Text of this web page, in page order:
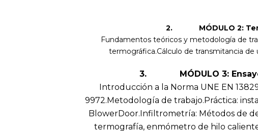
2. MÓDULO 2:
Fundamentos teóricos y metodología de
termográfica.Cálculo de transmitancia
3. MÓDULO 3: Ensayo
Introducción a la Norma UNE EN
9972.Metodología de trabajo.Práctica:
BlowerDoor.Infiltrometría: Métodos de
termografía, enmómetro de hilo